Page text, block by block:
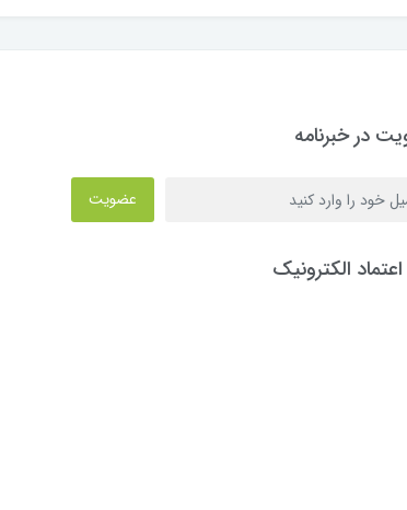
در خبرنامه
عضویت
اعتماد الکترونیک